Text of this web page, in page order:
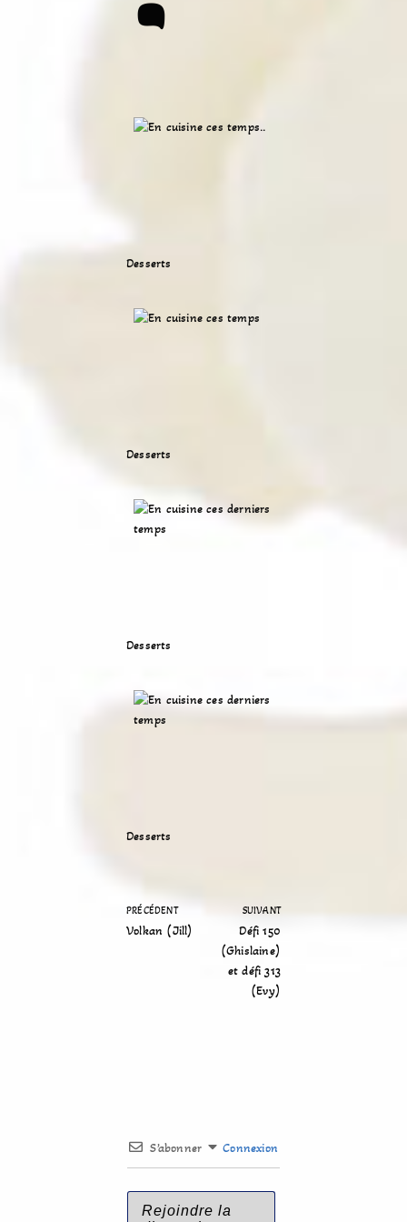
Desserts
Desserts
Desserts
Desserts
PRÉCÉDENT
Volkan (Jill)
SUIVANT
Défi 150
(Ghislaine)
et défi 313
(Evy)
S’abonner Connexion